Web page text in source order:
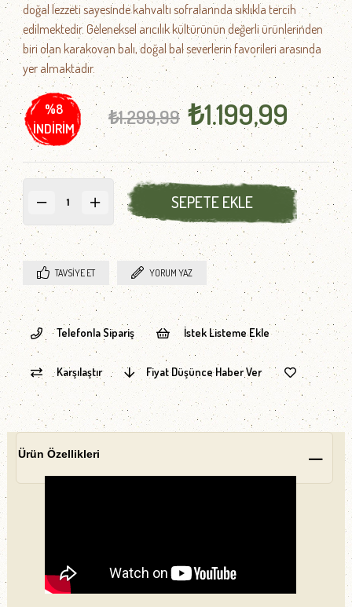
doğal lezzeti sayesinde kahvaltı sofralarında sıklıkla tercih
edilmektedir. Geleneksel arıcılık kültürünün değerli ürünlerinden
biri olan karakovan balı, doğal bal severlerin favorileri arasında
yer almaktadır.
%8
İNDIRIM
₺1.299,99 ₺1.199,99
TAVSIYE ET YORUM YAZ
Telefonla Sipariş İstek Listeme Ekle
Karşılaştır Fiyat Düşünce Haber Ver
Ürün Özellikleri